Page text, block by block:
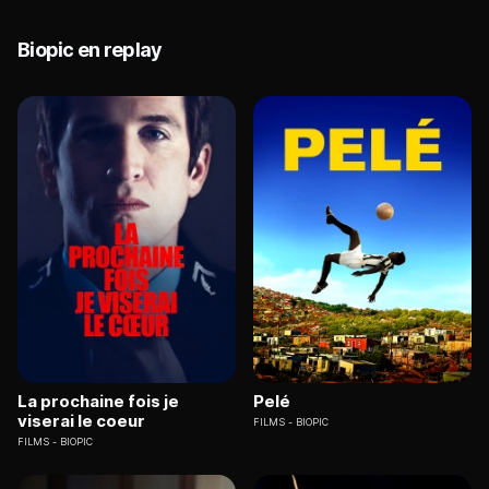
Biopic en replay
La prochaine fois je
viserai le coeur
FILMS BIOPIC
Pelé
FILMS BIOPIC